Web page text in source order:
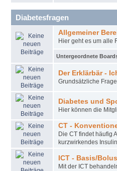
Diabetesfragen
Allgemeiner
Hier geht es um alle
Untergeordnete
Der Erklärbär -
Grundsätzliche
Diabetes und
Hier können die
CT -
Die CT findet häufig
kurzwirkendes
ICT - Basis/Bolus
Mit der ICT